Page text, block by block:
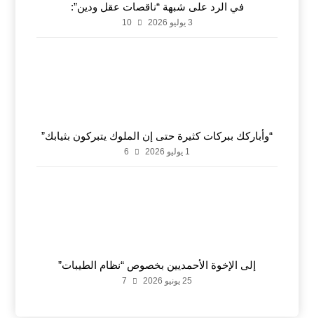
في الرد على شبهة “ناقصات عقل ودين”:
3 يوليو 2026 10
“وأباركك ببركات كثيرة حتى إن الملوك يتبركون بثيابك”
1 يوليو 2026 6
إلى الإخوة الأحمديين بخصوص “نظام الطيبات”
25 يونيو 2026 7